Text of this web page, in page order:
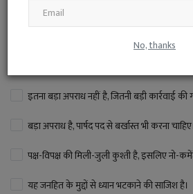
No, thanks
रतलाम नगर निगम के साधारण सम्मेलन में वीर
राष्ट्रदोही कहने वाले कांग्रेस पार्षद सलीम बागवान
उनके विरुद्ध FIR भी दर्ज हुई है। इस पर आपकी क्या
इतना बड़ा अपराध नहीं है, जितनी बड़ी कार्रवाई की
बड़ा अपराध है, पार्षद पद से बर्खास्त भी करना चाहिए।
पक्ष-विपक्ष की मिली-जुली कुश्ती है, इसलिए नो-
यह जनहित के मुद्दों से ध्यान भटकाने की साजिश है।